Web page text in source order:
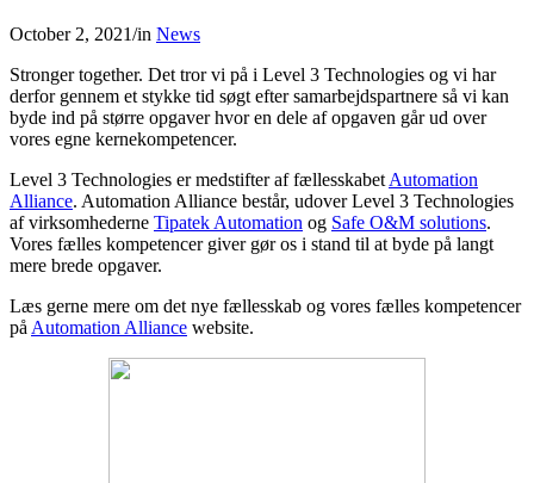
October 2, 2021/in News
Stronger together. Det tror vi på i Level 3 Technologies og vi har
derfor gennem et stykke tid søgt efter samarbejdspartnere så vi kan
byde ind på større opgaver hvor en dele af opgaven går ud over
vores egne kernekompetencer.
Level 3 Technologies er medstifter af fællesskabet Automation
Alliance. Automation Alliance består, udover Level 3 Technologies
af virksomhederne Tipatek Automation og Safe O&M solutions.
Vores fælles kompetencer giver gør os i stand til at byde på langt
mere brede opgaver.
Læs gerne mere om det nye fællesskab og vores fælles kompetencer
på Automation Alliance website.